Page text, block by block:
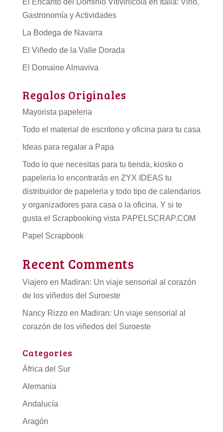
Gastronomía y Actividades
La Bodega de Navarra
El Viñedo de la Valle Dorada
El Domaine Almaviva
Regalos Originales
Mayorista papeleria
Todo el material de escritorio y oficina para tu casa
Ideas para regalar a Papa
Todo lo que necesitas para tu tienda, kiosko o
papeleria lo encontrarás en ZYX IDEAS tu
distribuidor de papeleria y todo tipo de calendarios
y organizadores para casa o la oficina. Y si te
gusta el Scrapbooking vista PAPELSCRAP.COM
Papel Scrapbook
Recent Comments
Viajeroen Madiran: Un viaje sensorial al corazón
de los viñedos del Suroeste
Nancy Rizzoen Madiran: Un viaje sensorial al
corazón de los viñedos del Suroeste
Categories
África del Sur
Alemania
Andalucía
Aragón